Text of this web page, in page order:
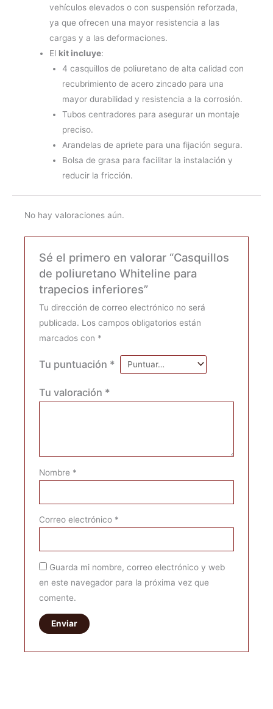
vehículos elevados o con suspensión reforzada,
ya que ofrecen una mayor resistencia a las
cargas y a las deformaciones.
El kit incluye:
4 casquillos de poliuretano de alta calidad con
recubrimiento de acero zincado para una
mayor durabilidad y resistencia a la corrosión.
Tubos centradores para asegurar un montaje
preciso.
Arandelas de apriete para una fijación segura.
Bolsa de grasa para facilitar la instalación y
reducir la fricción.
No hay valoraciones aún.
Sé el primero en valorar “Casquillos
de poliuretano Whiteline para
trapecios inferiores”
Tu dirección de correo electrónico no será
publicada. Los campos obligatorios están
marcados con *
Tu puntuación *
Tu valoración *
Nombre *
Correo electrónico *
Guarda mi nombre, correo electrónico y web
en este navegador para la próxima vez que
comente.